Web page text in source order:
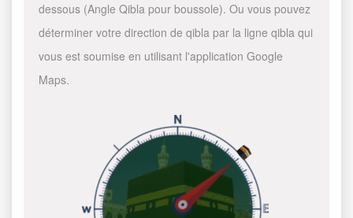
dessous (Angle Qibla pour boussole). Ou vous pouvez
déterminer votre direction de qibla par la ligne qibla qui
vous est soumise en utilisant l'application Google
Maps.